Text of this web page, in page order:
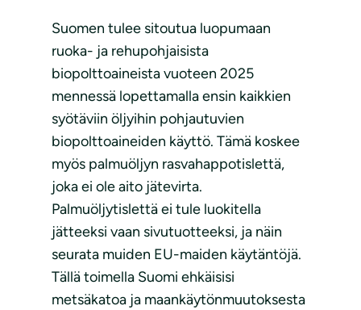
Suomen tulee sitoutua luopumaan
ruoka- ja rehupohjaisista
biopolttoaineista vuoteen 2025
mennessä lopettamalla ensin kaikkien
syötäviin öljyihin pohjautuvien
biopolttoaineiden käyttö. Tämä koskee
myös palmuöljyn rasvahappotislettä,
joka ei ole aito jätevirta.
Palmuöljytislettä ei tule luokitella
jätteeksi vaan sivutuotteeksi, ja näin
seurata muiden EU-maiden käytäntöjä.
Tällä toimella Suomi ehkäisisi
metsäkatoa ja maankäytönmuutoksesta